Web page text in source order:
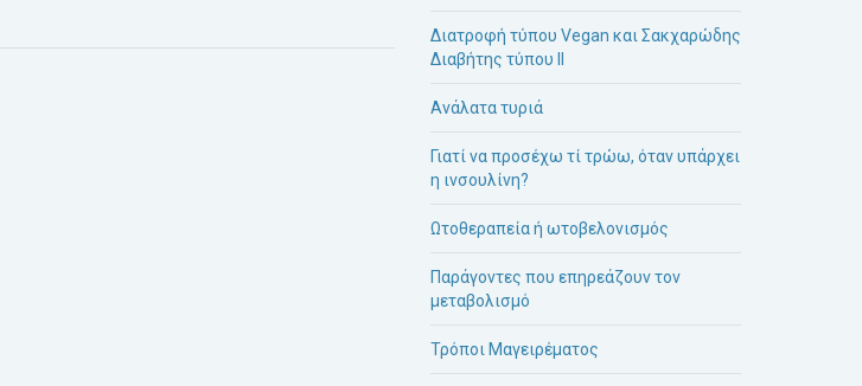
Διατροφή τύπου Vegan και Σακχαρώδης
Διαβήτης τύπου ΙΙ
Ανάλατα τυριά
Γιατί να προσέχω τί τρώω, όταν υπάρχει
η ινσουλίνη?
Ωτοθεραπεία ή ωτοβελονισμός
Παράγοντες που επηρεάζουν τον
μεταβολισμό
Τρόποι Μαγειρέματος